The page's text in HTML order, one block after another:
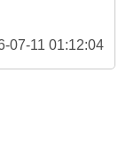
07-11 01:12:04